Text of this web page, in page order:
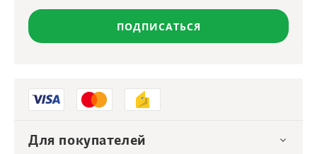
ПОДПИСАТЬСЯ
Для покупателей